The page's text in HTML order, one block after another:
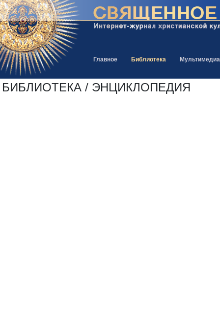
Главное Библиотека Мультимедиа
БИБЛИОТЕКА / ЭНЦИКЛОПЕДИЯ